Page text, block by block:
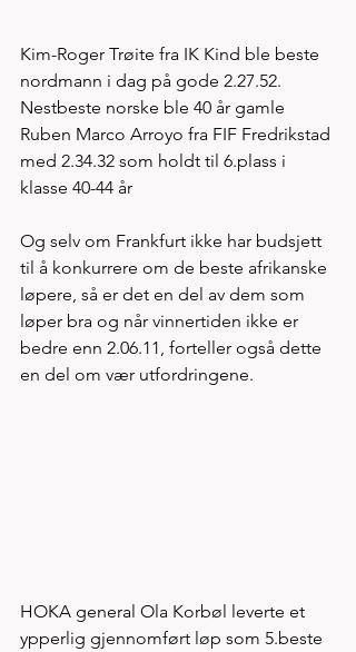
Kim-Roger Trøite fra IK Kind ble beste
nordmann i dag på gode 2.27.52.
Nestbeste norske ble 40 år gamle
Ruben Marco Arroyo fra FIF Fredrikstad
med 2.34.32 som holdt til 6.plass i
klasse 40-44 år
Og selv om Frankfurt ikke har budsjett
til å konkurrere om de beste afrikanske
løpere, så er det en del av dem som
løper bra og når vinnertiden ikke er
bedre enn 2.06.11, forteller også dette
en del om vær utfordringene.
HOKA general Ola Korbøl leverte et
ypperlig gjennomført løp som 5.beste